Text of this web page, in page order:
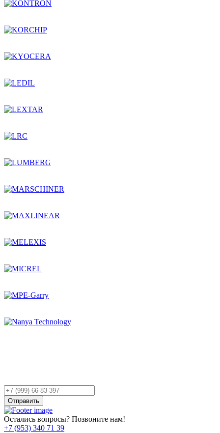
Ваш
телефон
Отправить
Остались вопросы? Позвоните нам!
+7 (953) 340 71 39